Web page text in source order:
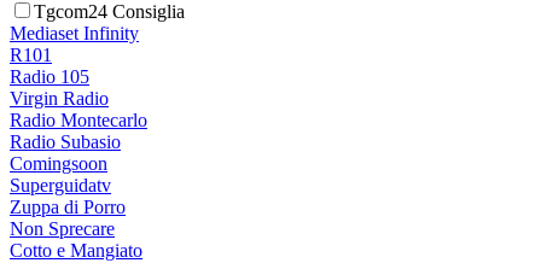
Tgcom24 Consiglia
Mediaset Infinity
R101
Radio 105
Virgin Radio
Radio Montecarlo
Radio Subasio
Comingsoon
Superguidatv
Zuppa di Porro
Non Sprecare
Cotto e Mangiato